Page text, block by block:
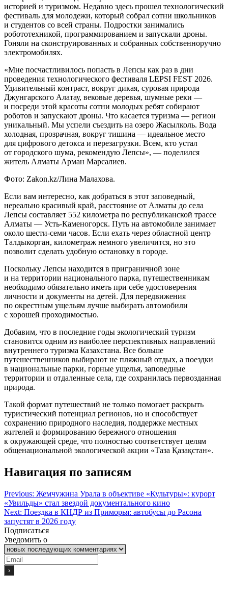
историей и туризмом. Недавно здесь прошел технологический
фестиваль для молодежи, который собрал сотни школьников
и студентов со всей страны. Подростки занимались
робототехникой, программированием и запускали дроны.
Гоняли на сконструированных и собранных собственноручно
электромобилях.
«Мне посчастливилось попасть в Лепсы как раз в дни
проведения технологического фестиваля LEPSI FEST 2026.
Удивительный контраст, вокруг дикая, суровая природа
Джунгарского Алатау, вековые деревья, шумные реки —
и посреди этой красоты сотни молодых ребят собирают
роботов и запускают дроны. Что касается туризма — регион
уникальный. Мы успели съездить на озеро Жасылколь. Вода
холодная, прозрачная, вокруг тишина — идеальное место
для цифрового детокса и перезагрузки. Всем, кто устал
от городского шума, рекомендую Лепсы», — поделился
житель Алматы Арман Марсалиев.
Фото: Zakon.kz/Лина Малахова.
Если вам интересно, как добраться в этот заповедный,
нереально красивый край, расстояние от Алматы до села
Лепсы составляет 552 километра по республиканской трассе
Алматы — Усть-Каменогорск. Путь на автомобиле занимает
около шести-семи часов. Если ехать через областной центр
Талдыкорган, километраж немного увеличится, но это
позволит сделать удобную остановку в городе.
Поскольку Лепсы находится в приграничной зоне
и на территории национального парка, путешественникам
необходимо обязательно иметь при себе удостоверения
личности и документы на детей. Для передвижения
по окрестным ущельям лучше выбирать автомобили
с хорошей проходимостью.
Добавим, что в последние годы экологический туризм
становится одним из наиболее перспективных направлений
внутреннего туризма Казахстана. Все больше
путешественников выбирают не пляжный отдых, а поездки
в национальные парки, горные ущелья, заповедные
территории и отдаленные села, где сохранилась первозданная
природа.
Такой формат путешествий не только помогает раскрыть
туристический потенциал регионов, но и способствует
сохранению природного наследия, поддержке местных
жителей и формированию бережного отношения
к окружающей среде, что полностью соответствует целям
общенациональной экологической акции «Таза Қазақстан».
Навигация по записям
Previous: Жемчужина Урала в объективе «Культуры»: курорт
«Увильды» стал звездой документального кино
Next: Поездка в КНДР из Приморья: автобусы до Расона
запустят в 2026 году
Подписаться
Уведомить о